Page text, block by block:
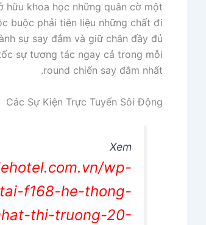
hữu khoa học những quân cờ một
buộc phải tiên liệu những chất đi
sự say đắm và giữ chân đầy đủ
sự tương tác ngay cả trong mỗi
round chiến say đắm nhất.
Các Sự Kiện Trực Tuyến Sôi Động
Xem
wp-
f168-he-thong-
thi-truong-20-